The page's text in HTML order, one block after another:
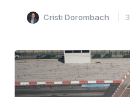
Cristi Dorombach 3